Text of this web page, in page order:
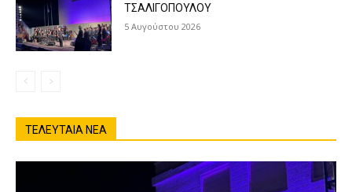
ΤΣΑΛΙΓΟΠΟΥΛΟΥ
5 Αυγούστου 2026
ΤΕΛΕΥΤΑΙΑ ΝΕΑ